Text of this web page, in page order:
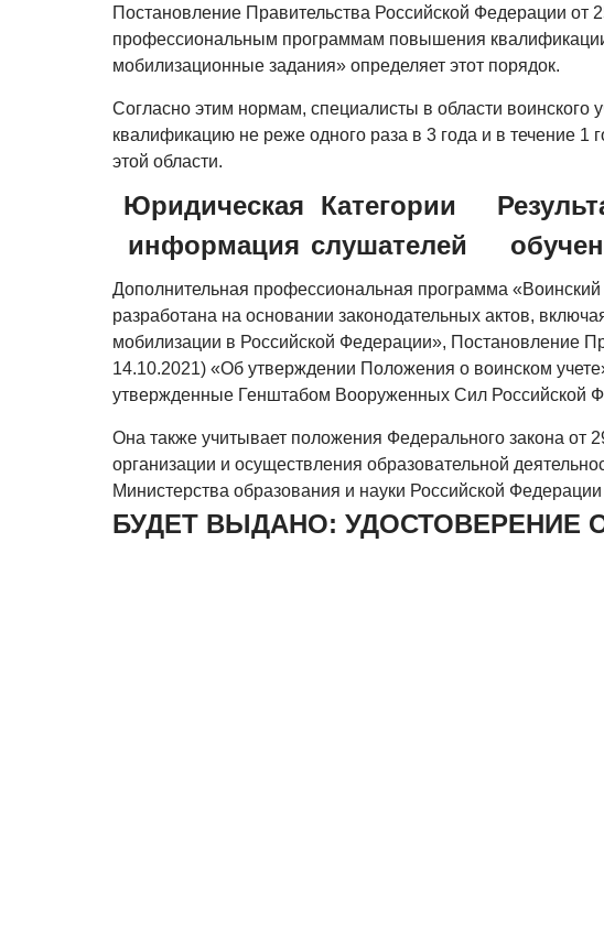
Постановление Правительства Российской Федерации
профессиональным программам повышения
мобилизационные задания» определяет этот порядок.
Согласно этим нормам, специалисты в области
квалификацию не реже одного раза в 3 года и в течение 1
этой области.
Юридическая
информация
Дополнительная профессиональная программа
разработана на основании законодательных актов,
мобилизации в Российской Федерации», Постановление
14.10.2021) «Об утверждении Положения о воинском
утвержденные Генштабом Вооруженных Сил Российской
Она также учитывает положения Федерального закона
организации и осуществления образовательной
Министерства образования и науки Российской
Категории
слушателей
БУДЕТ ВЫДАНО: